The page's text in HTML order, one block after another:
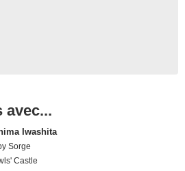
avec...
Iwashita
Sorge
Castle